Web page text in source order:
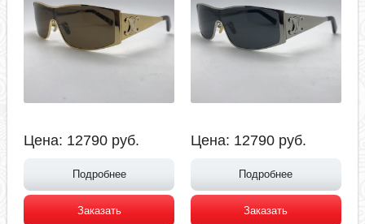
Цена: 12790 руб.
Подробнее
Заказать
Цена: 12790 руб.
Подробнее
Заказать